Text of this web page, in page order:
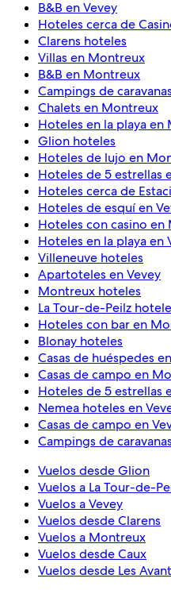
B&B en Vevey
Hoteles cerca de
Clarens hoteles
Villas en Montreux
B&B en Montreux
Campings de
Chalets en Montreux
Hoteles en la playa en
Glion hoteles
Hoteles de lujo en
Hoteles de 5 estrellas
Hoteles cerca de
Hoteles de esquí en
Hoteles con casino en
Hoteles en la playa en
Villeneuve hoteles
Apartoteles en Vevey
Montreux hoteles
La Tour-de-Peilz
Hoteles con bar en
Blonay hoteles
Casas de huéspedes
Casas de campo en
Hoteles de 5 estrellas
Nemea hoteles en
Casas de campo en
Campings de
Vuelos desde Glion
Vuelos a La Tour-de-
Vuelos a Vevey
Vuelos desde Clarens
Vuelos a Montreux
Vuelos desde Caux
Vuelos desde Les